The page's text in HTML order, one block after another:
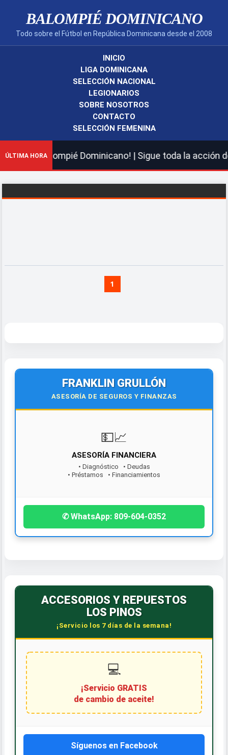
BALOMPIÉ DOMINICANO
Todo sobre el Fútbol en República Dominicana desde el 2008
INICIO
LIGA DOMINICANA
SELECCIÓN NACIONAL
LEGIONARIOS
SOBRE NOSOTROS
CONTACTO
SELECCIÓN FEMENINA
ÚLTIMA HORABalompié Dominicano! | Sigue toda la acción de
1
FRANKLIN GRULLÓN
ASESORÍA DE SEGUROS Y FINANZAS
💵📈
ASESORÍA FINANCIERA
• Diagnóstico • Deudas
• Préstamos • Financiamientos
¡Contáctanos hoy!
✆ WhatsApp: 809-604-0352
ACCESORIOS Y REPUESTOS
LOS PINOS
¡Servicio los 7 días de la semana!
💻
¡Servicio GRATIS
de cambio de aceite!
Síguenos en Facebook